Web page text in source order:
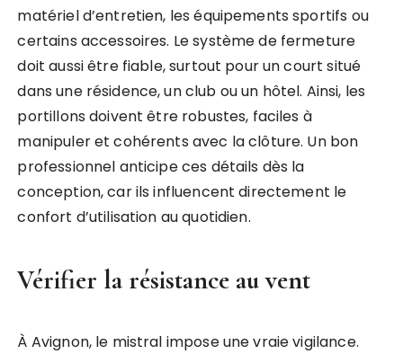
matériel d’entretien, les équipements sportifs ou
certains accessoires. Le système de fermeture
doit aussi être fiable, surtout pour un court situé
dans une résidence, un club ou un hôtel. Ainsi, les
portillons doivent être robustes, faciles à
manipuler et cohérents avec la clôture. Un bon
professionnel anticipe ces détails dès la
conception, car ils influencent directement le
confort d’utilisation au quotidien.
Vérifier la résistance au vent
À Avignon, le mistral impose une vraie vigilance.